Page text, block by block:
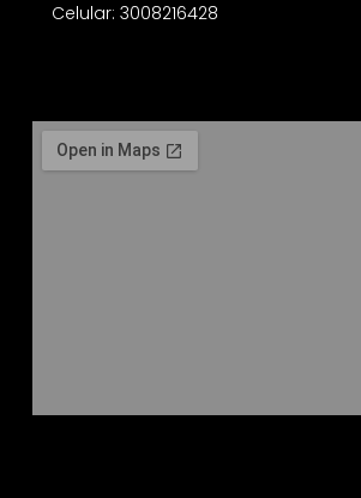
Celular: 3008216428